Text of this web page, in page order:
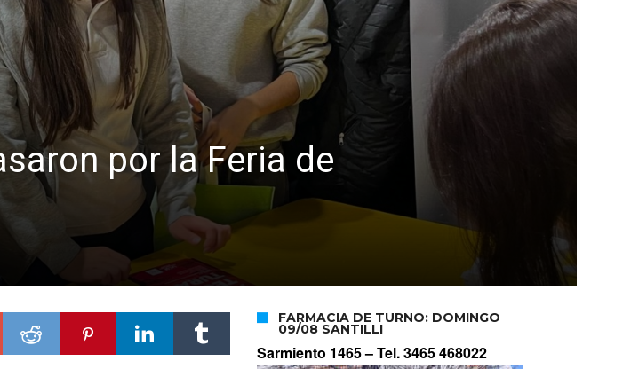
por la Feria de
FARMACIA DE TURNO: DOMINGO
09/08 SANTILLI
Sarmiento 1465 –Tel. 3465 468022